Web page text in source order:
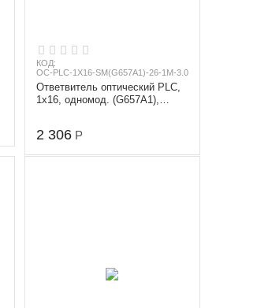
КОД:
OC-PLC-1X16-SM(G657A1)-26-1M-3.0-NC/NC
Ответвитель оптический PLC,
1х16, одномод. (G657A1),
2 306 Р